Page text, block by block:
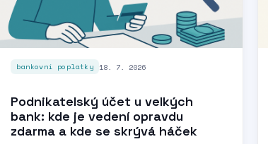
bankovní poplatky 18. 7. 2026
Podnikatelský účet u velkých
bank: kde je vedení opravdu
zdarma a kde se skrývá háček